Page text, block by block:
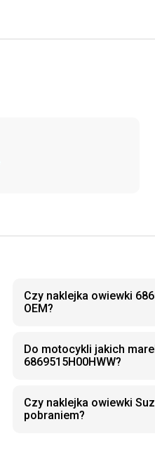
Czy naklejka owiewki
OEM?
Do motocykli jakich
6869515H00HWW?
Czy naklejka owiewki
pobraniem?